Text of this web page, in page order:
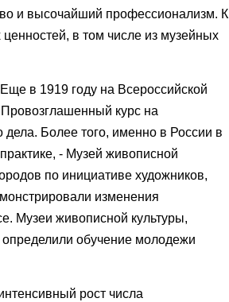
и высочайший профессионализм. К
в том числе из музейных
в 1919 году на Всероссийской
курс на
Более того, именно в России в
- Музей живописной
по инициативе художников,
изменения
Музеи живописной культуры,
определили обучение молодежи
рост числа